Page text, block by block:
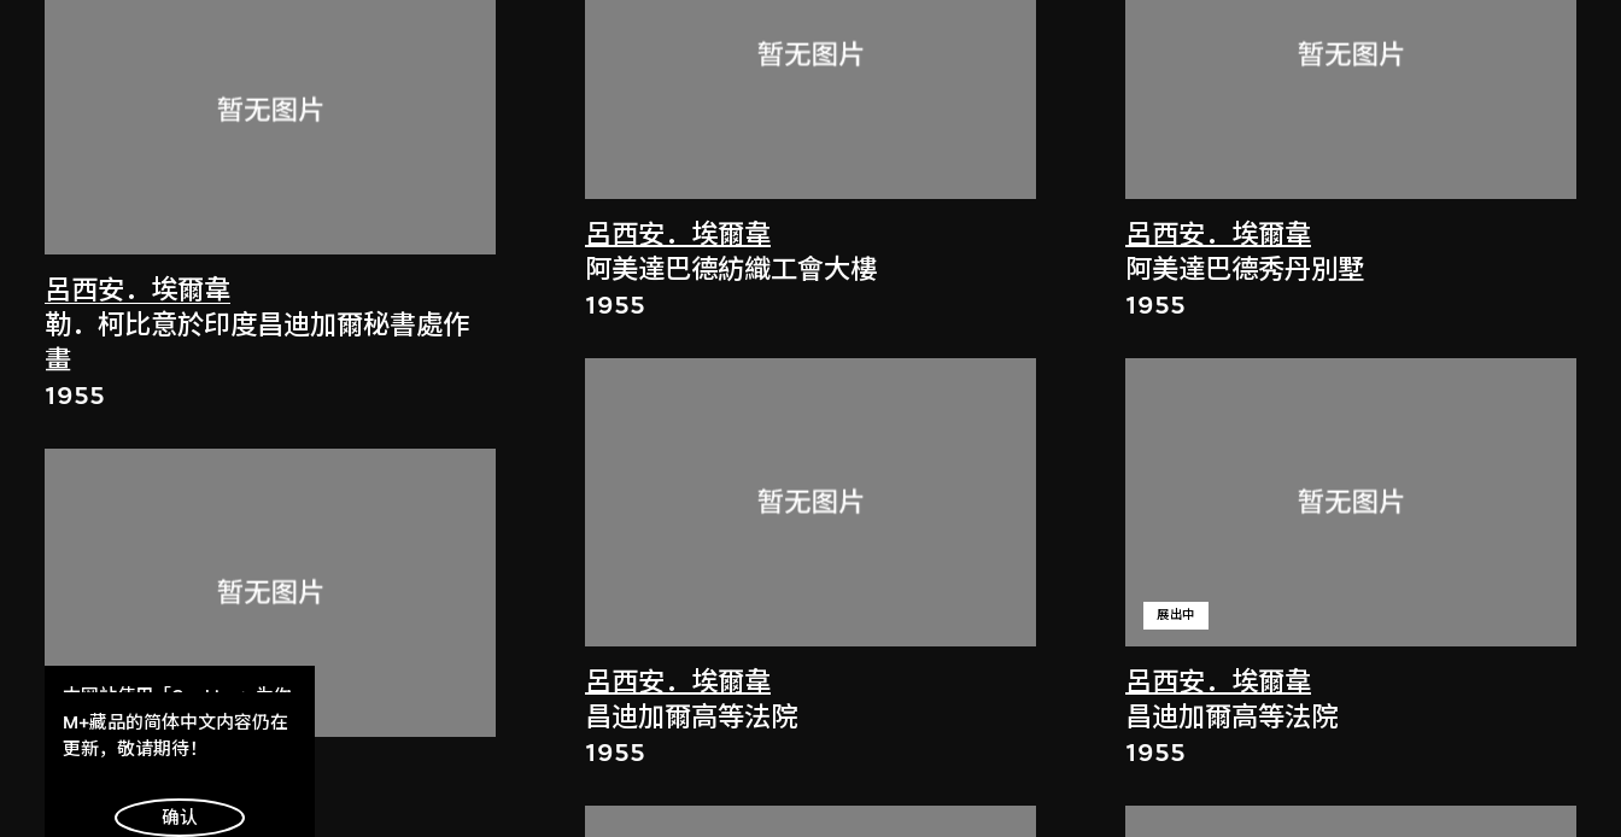
呂西安．埃爾韋
勒．柯比意於印度昌迪加爾秘書處作
畫
1955
昌迪加爾高等法院
呂西安．埃爾韋
阿美達巴德紡織工會大樓
1955
呂西安．埃爾韋
昌迪加爾高等法院
1955
呂西安．埃爾韋
阿美達巴德秀丹別墅
1955
呂西安．埃爾韋
展出中
昌迪加爾高等法院
1955
本网站使用「Cookies」为你
提供最好的网站体验。
了解更多
明白
M+藏品的简体中文内容仍在
更新，敬请期待！
确认